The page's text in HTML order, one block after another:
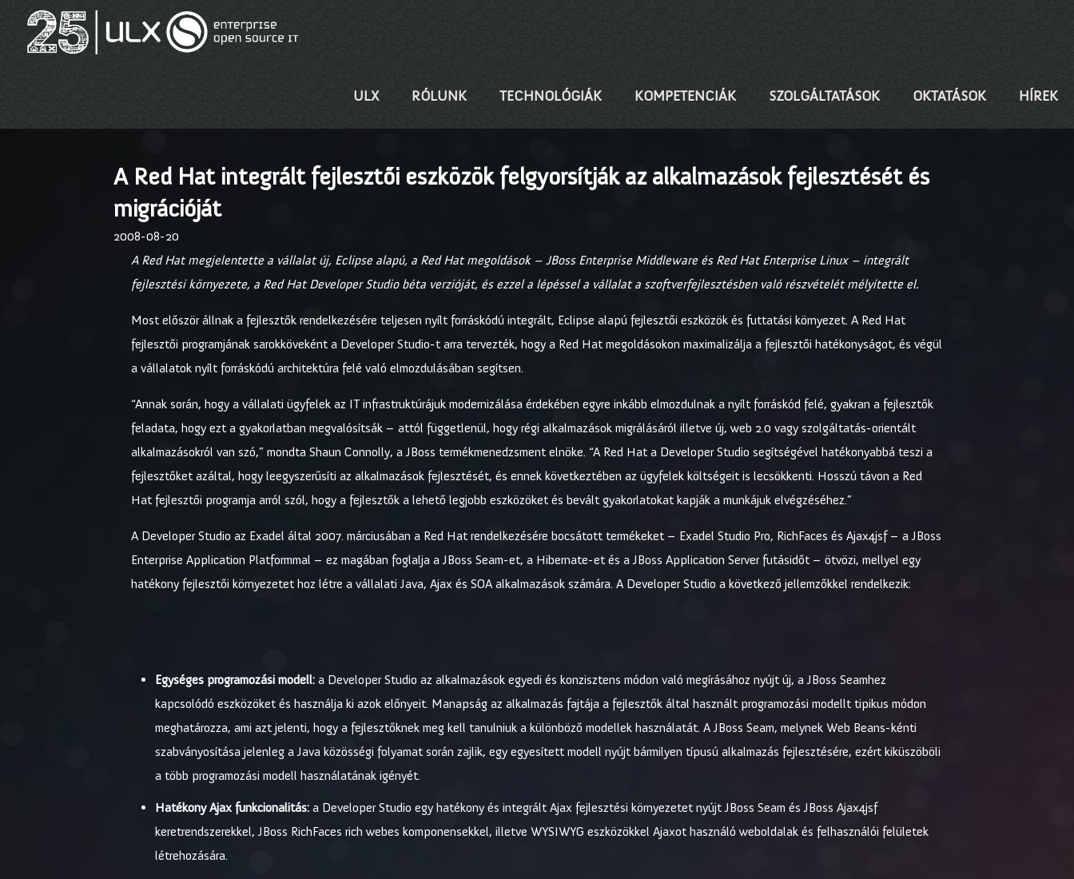
ULX RÓLUNK TECHNOLÓGIÁK KOMPETENCIÁK SZOLGÁLTATÁSOK OKTATÁSOK HÍREK
A Red Hat integrált fejlesztői eszközök felgyorsítják az alkalmazások fejlesztését és
migrációját
2008-08-20
A Red Hat megjelentette a vállalat új, Eclipse alapú, a Red Hat megoldások – JBoss Enterprise Middleware és Red Hat Enterprise Linux – integrált
fejlesztési környezete, a Red Hat Developer Studio béta verzióját, és ezzel a lépéssel a vállalat a szoftverfejlesztésben való részvételét mélyítette el.
Most először állnak a fejlesztők rendelkezésére teljesen nyílt forráskódú integrált, Eclipse alapú fejlesztői eszközök és futtatási környezet. A Red Hat
fejlesztői programjának sarokköveként a Developer Studio-t arra tervezték, hogy a Red Hat megoldásokon maximalizálja a fejlesztői hatékonyságot, és végül
a vállalatok nyílt forráskódú architektúra felé való elmozdulásában segítsen.
“Annak során, hogy a vállalati ügyfelek az IT infrastruktúrájuk modernizálása érdekében egyre inkább elmozdulnak a nyílt forráskód felé, gyakran a fejlesztők
feladata, hogy ezt a gyakorlatban megvalósítsák – attól függetlenül, hogy régi alkalmazások migrálásáról illetve új, web 2.0 vagy szolgáltatás-orientált
alkalmazásokról van szó,” mondta Shaun Connolly, a JBoss termékmenedzsment elnöke. “A Red Hat a Developer Studio segítségével hatékonyabbá teszi a
fejlesztőket azáltal, hogy leegyszerűsíti az alkalmazások fejlesztését, és ennek következtében az ügyfelek költségeit is lecsökkenti. Hosszú távon a Red
Hat fejlesztői programja arról szól, hogy a fejlesztők a lehető legjobb eszközöket és bevált gyakorlatokat kapják a munkájuk elvégzéséhez.”
A Developer Studio az Exadel által 2007. márciusában a Red Hat rendelkezésére bocsátott termékeket – Exadel Studio Pro, RichFaces és Ajax4jsf – a JBoss
Enterprise Application Platformmal – ez magában foglalja a JBoss Seam-et, a Hibernate-et és a JBoss Application Server futásidőt – ötvözi, mellyel egy
hatékony fejlesztői környezetet hoz létre a vállalati Java, Ajax és SOA alkalmazások számára. A Developer Studio a következő jellemzőkkel rendelkezik:
Egységes programozási modell: a Developer Studio az alkalmazások egyedi és konzisztens módon való megírásához nyújt új, a JBoss Seamhez
kapcsolódó eszközöket és használja ki azok előnyeit. Manapság az alkalmazás fajtája a fejlesztők által használt programozási modellt tipikus módon
meghatározza, ami azt jelenti, hogy a fejlesztőknek meg kell tanulniuk a különböző modellek használatát. A JBoss Seam, melynek Web Beans-kénti
szabványosítása jelenleg a Java közösségi folyamat során zajlik, egy egyesített modell nyújt bármilyen típusú alkalmazás fejlesztésére, ezért kiküszöböli
a több programozási modell használatának igényét.
Hatékony Ajax funkcionalitás: a Developer Studio egy hatékony és integrált Ajax fejlesztési környezetet nyújt JBoss Seam és JBoss Ajax4jsf
keretrendszerekkel, JBoss RichFaces rich webes komponensekkel, illetve WYSIWYG eszközökkel Ajaxot használó weboldalak és felhasználói felületek
létrehozására.